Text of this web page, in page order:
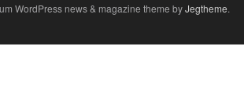
WordPress news & magazine theme byJegtheme.